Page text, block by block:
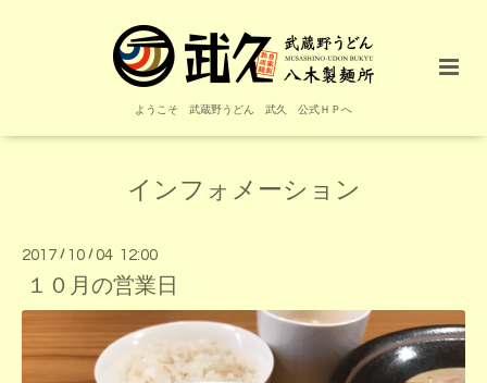
ようこそ 武蔵野うどん 武久 公式ＨＰへ
インフォメーション
2017 / 10 / 04 12:00
１０月の営業日